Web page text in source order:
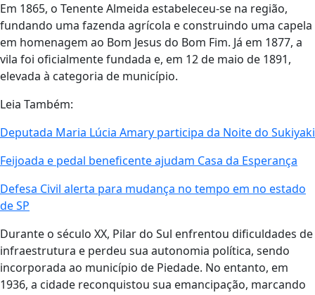
Em 1865, o Tenente Almeida estabeleceu-se na região,
fundando uma fazenda agrícola e construindo uma capela
em homenagem ao Bom Jesus do Bom Fim. Já em 1877, a
vila foi oficialmente fundada e, em 12 de maio de 1891,
elevada à categoria de município.
Leia Também:
Deputada Maria Lúcia Amary participa da Noite do Sukiyaki
Feijoada e pedal beneficente ajudam Casa da Esperança
Defesa Civil alerta para mudança no tempo em no estado
de SP
Durante o século XX, Pilar do Sul enfrentou dificuldades de
infraestrutura e perdeu sua autonomia política, sendo
incorporada ao município de Piedade. No entanto, em
1936, a cidade reconquistou sua emancipação, marcando